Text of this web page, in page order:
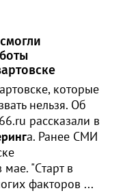
которые
нельзя. Об
рассказали в
а. Ранее СМИ
"Cтарт в
факторов ...